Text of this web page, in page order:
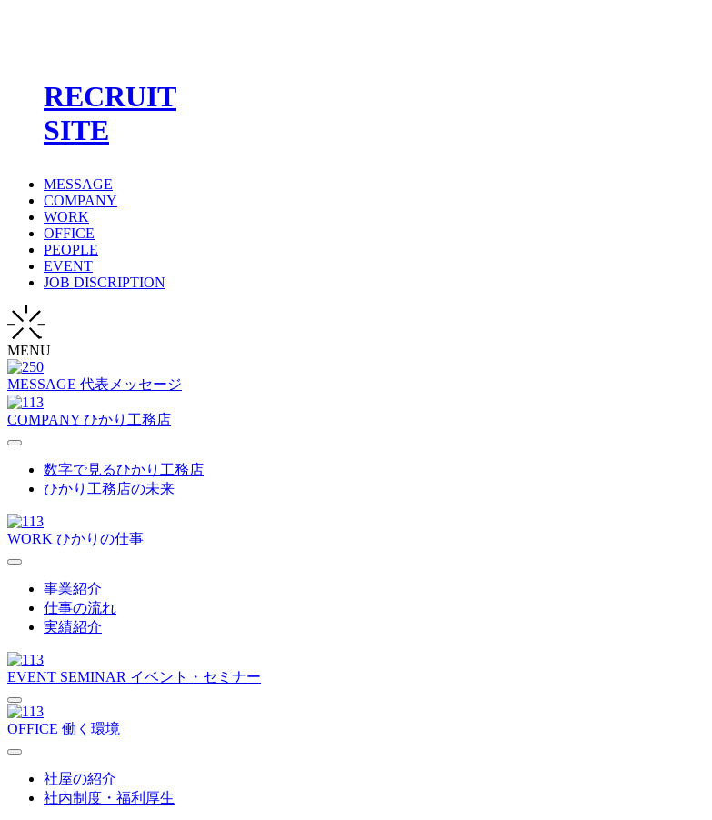
RECRUIT
SITE
MESSAGE
COMPANY
WORK
OFFICE
PEOPLE
EVENT
JOB DISCRIPTION
MENU
MESSAGE 代表メッセージ
COMPANY ひかり工務店
数字で見るひかり工務店
ひかり工務店の未来
WORK ひかりの仕事
事業紹介
仕事の流れ
実績紹介
EVENT SEMINAR イベント・セミナー
OFFICE 働く環境
社屋の紹介
社内制度・福利厚生